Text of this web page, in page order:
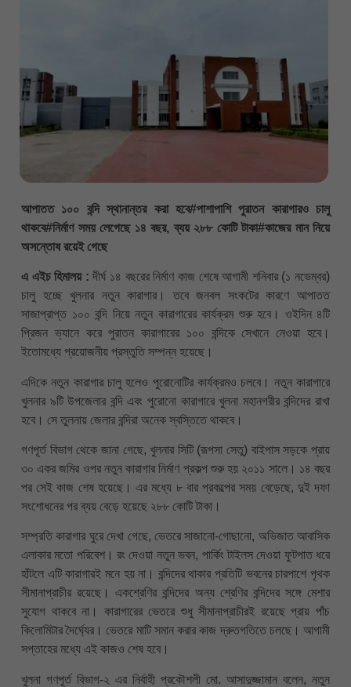
আপাতত ১০০ বন্দি স্থানান্তর করা হবে#পাশাপাশি পুরাতন কারাগারও চালু
থাকবে#নির্মাণ সময় লেগেছে ১৪ বছর, ব্যয় ২৮৮ কোটি টাকা#কাজের মান নিয়ে
অসন্তোষ রয়েই গেছে
এ এইচ হিমালয় : দীর্ঘ ১৪ বছরের নির্মাণ কাজ শেষে আগামী শনিবার (১ নভেম্বর)
চালু হচ্ছে খুলনার নতুন কারাগার। তবে জনবল সংকটের কারণে আপাতত
সাজাপ্রাপ্ত ১০০ বন্দি নিয়ে নতুন কারাগারের কার্যক্রম শুরু হবে। ওইদিন ৪টি
প্রিজন ভ্যানে করে পুরাতন কারাগারের ১০০ বন্দিকে সেখানে নেওয়া হবে।
ইতোমধ্যে প্রয়োজনীয় প্রস্তুতি সম্পন্ন হয়েছে।
এদিকে নতুন কারাগার চালু হলেও পুরোনোটির কার্যক্রমও চলবে। নতুন কারাগারে
খুলনার ৯টি উপজেলার বন্দি এবং পুরোনো কারাগারে খুলনা মহানগরীর বন্দিদের রাখা
হবে। সে তুলনায় জেলার বন্দিরা অনেক স্বস্তিতে থাকবে।
গণপূর্ত বিভাগ থেকে জানা গেছে, খুলনার সিটি (রূপসা সেতু) বাইপাস সড়কে প্রায়
৩০ একর জমির ওপর নতুন কারাগার নির্মাণ প্রকল্প শুরু হয় ২০১১ সালে। ১৪ বছর
পর সেই কাজ শেষ হয়েছে। এর মধ্যে ৮ বার প্রকল্পের সময় বেড়েছে, দুই দফা
সংশোধনের পর ব্যয় বেড়ে হয়েছে ২৮৮ কোটি টাকা।
সম্প্রতি কারাগার ঘুরে দেখা গেছে, ভেতরে সাজানো-গোছানো, অভিজাত আবাসিক
এলাকার মতো পরিবেশ। রং দেওয়া নতুন ভবন, পার্কিং টাইলস দেওয়া ফুটপাত ধরে
হাঁটলে এটি কারাগারই মনে হয় না। বন্দিদের থাকার প্রতিটি ভবনের চারপাশে পৃথক
সীমানাপ্রাচীর রয়েছে। একশ্রেণির বন্দিদের অন্য শ্রেণির বন্দিদের সঙ্গে মেশার
সুযোগ থাকবে না। কারাগারের ভেতরে শুধু সীমানাপ্রাচীরই রয়েছে প্রায় পাঁচ
কিলোমিটার দৈর্ঘ্যের। ভেতরে মাটি সমান করার কাজ দ্রুতগতিতে চলছে। আগামী
সপ্তাহের মধ্যে এই কাজও শেষ হবে।
খুলনা গণপূর্ত বিভাগ-২ এর নির্বাহী প্রকৌশলী মো. আসাদুজ্জামান বলেন, নতুন